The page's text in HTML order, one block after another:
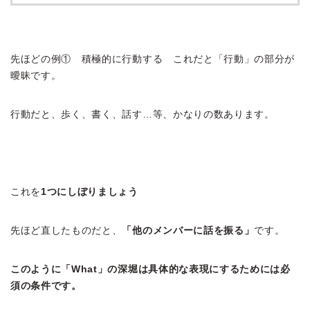
先ほどの例① 積極的に行動する これだと「行動」の部分が
曖昧です。
行動だと、歩く、書く、話す…等、かなりの数あります。
これを1つにしぼりましょう
先ほど直したものだと、 「他のメンバーに話を振る」 です。
このように「What」の深堀は具体的な表現にするためには必
須の条件です。